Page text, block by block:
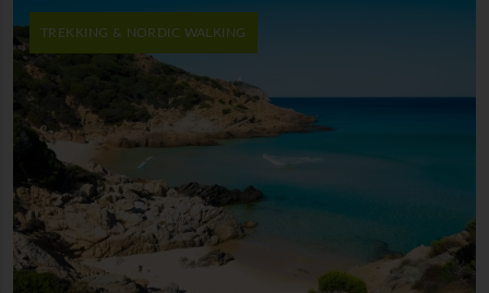
TREKKING & NORDIC WALKING